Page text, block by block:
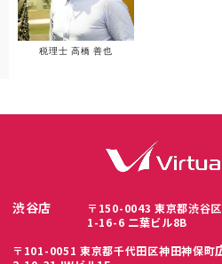
税理士 高橋 善也
渋谷店
〒150-0043 東京都渋谷
1-16-6 二葉ビル8B
〒101-0051 東京都千代田区神田神保町